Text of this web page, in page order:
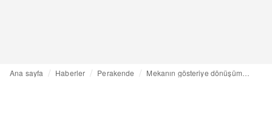
Ana sayfa Haberler Perakende